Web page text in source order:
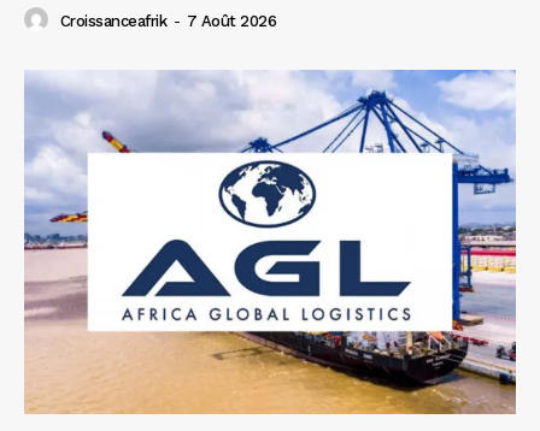
Croissanceafrik - 7 Août 2026